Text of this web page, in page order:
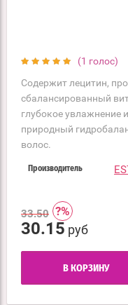
(1 голос)
Содержит лецитин,
сбалансированный
глубокое увлажнение
природный
волос.
Производитель
33.50
30.15 руб
В КОРЗИНУ